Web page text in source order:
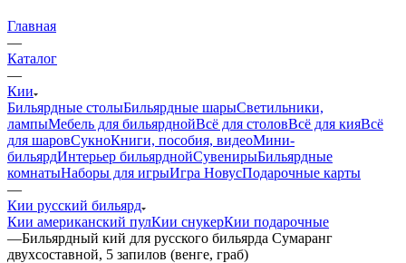
Главная
—
Каталог
—
Кии
Бильярдные столыБильярдные шарыСветильники,
лампыМебель для бильярднойВсё для столовВсё для кияВсё
для шаровСукноКниги, пособия, видеоМини-
бильярдИнтерьер бильярднойСувенирыБильярдные
комнатыНаборы для игрыИгра НовусПодарочные карты
—
Кии русский бильярд
Кии американский пулКии снукерКии подарочные
—Бильярдный кий для русского бильярда Сумаранг
двухсоставной, 5 запилов (венге, граб)